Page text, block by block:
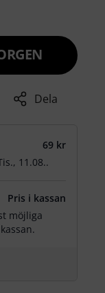
Dela
69 kr
11.08..
Pris i kassan
möjliga